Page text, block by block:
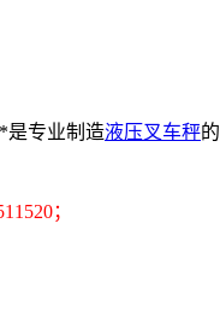
是专业制造液压叉车秤
；